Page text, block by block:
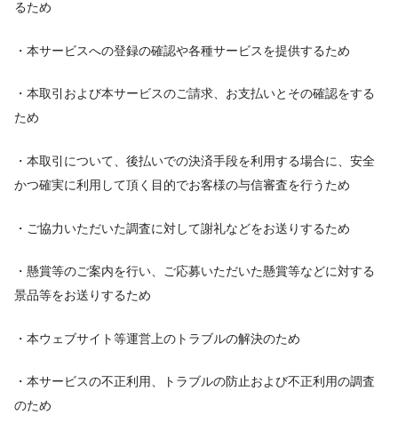
るため
・本サービスへの登録の確認や各種サービスを提供するため
・本取引および本サービスのご請求、お支払いとその確認をする
ため
・本取引について、後払いでの決済手段を利用する場合に、安全
かつ確実に利用して頂く目的でお客様の与信審査を行うため
・ご協力いただいた調査に対して謝礼などをお送りするため
・懸賞等のご案内を行い、ご応募いただいた懸賞等などに対する
景品等をお送りするため
・本ウェブサイト等運営上のトラブルの解決のため
・本サービスの不正利用、トラブルの防止および不正利用の調査
のため